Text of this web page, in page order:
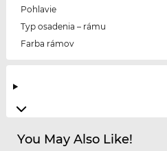
Pohlavie
Typ osadenia – rámu
Farba rámov
You May Also Like!